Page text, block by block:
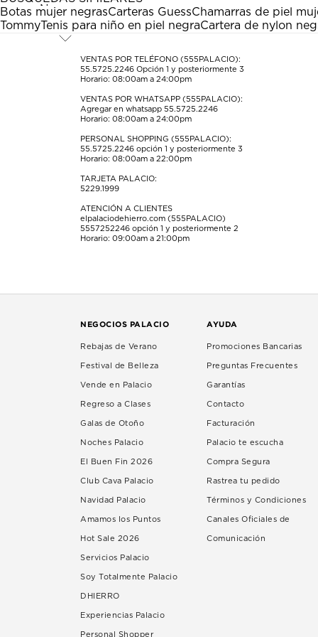
Esta
acción
abrirá
formulario
Esta
acción
abrirá
formulario
de
Esta
acción
abrirá
formulario
de
Esta
acción
abrirá
formulario
de
Esta
acción
abrirá
formulario
de
envío.
Botas mujer negrasCarteras GuessChamarras de piel
TommyTenis para niño en piel negraCartera de nylon
VENTAS POR TELÉFONO (555PALACIO):
55.5725.2246 Opción 1 y posteriormente 3
Horario: 08:00am a 24:00pm
VENTAS POR WHATSAPP (555PALACIO):
Agregar en whatsapp 55.5725.2246
Horario: 08:00am a 24:00pm
PERSONAL SHOPPING (555PALACIO):
55.5725.2246 opción 1 y posteriormente 3
Horario: 08:00am a 22:00pm
TARJETA PALACIO:
5229.1999
ATENCIÓN A CLIENTES
elpalaciodehierro.com (555PALACIO)
5557252246 opción 1 y posteriormente 2
Horario: 09:00am a 21:00pm
NEGOCIOS PALACIO
Rebajas de Verano
Festival de Belleza
Vende en Palacio
Regreso a Clases
Galas de Otoño
Noches Palacio
El Buen Fin 2026
Club Cava Palacio
Navidad Palacio
Amamos los Puntos
Hot Sale 2026
Servicios Palacio
Soy Totalmente Palacio
DHIERRO
Experiencias Palacio
Personal Shopper
AYUDA
Promociones Bancarias
Preguntas Frecuentes
Garantías
Contacto
Facturación
Palacio te escucha
Compra Segura
Rastrea tu pedido
Términos y Condiciones
Canales Oficiales de
Comunicación